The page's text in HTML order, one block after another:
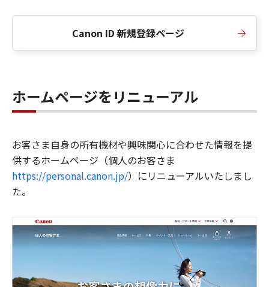
Canon ID 新規登録ページ
ホームページをリニューアル
お客さま自身の所有機材や興味関心に合わせた情報を提
供するホームページ（個人のお客さま
https://personal.canon.jp/）にリニューアルいたしまし
た。